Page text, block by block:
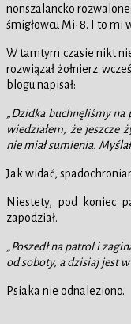
nonszalancko
śmigłowcu Mi-8. I to mi
W tamtym czasie nikt
rozwiązał żołnierz
blogu napisał:
„Dzidka buchnęliśmy na
wiedziałem, że jeszcze
nie miał sumienia.
Jak widać,
Niestety, pod koniec
zapodział.
„Poszedł na patrol i
od soboty, a dzisiaj jest
Psiaka nie odnaleziono.